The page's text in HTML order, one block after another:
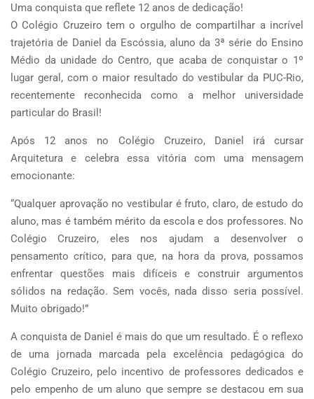
Uma conquista que reflete 12 anos de dedicação!
O Colégio Cruzeiro tem o orgulho de compartilhar a incrível
trajetória de Daniel da Escóssia, aluno da 3ª série do Ensino
Médio da unidade do Centro, que acaba de conquistar o 1º
lugar geral, com o maior resultado do vestibular da PUC-Rio,
recentemente reconhecida como a melhor universidade
particular do Brasil!
Após 12 anos no Colégio Cruzeiro, Daniel irá cursar
Arquitetura e celebra essa vitória com uma mensagem
emocionante:
“Qualquer aprovação no vestibular é fruto, claro, de estudo do
aluno, mas é também mérito da escola e dos professores. No
Colégio Cruzeiro, eles nos ajudam a desenvolver o
pensamento crítico, para que, na hora da prova, possamos
enfrentar questões mais difíceis e construir argumentos
sólidos na redação. Sem vocês, nada disso seria possível.
Muito obrigado!”
A conquista de Daniel é mais do que um resultado. É o reflexo
de uma jornada marcada pela excelência pedagógica do
Colégio Cruzeiro, pelo incentivo de professores dedicados e
pelo empenho de um aluno que sempre se destacou em sua